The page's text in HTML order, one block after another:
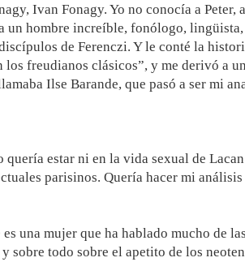
Ivan Fonagy. Yo no conocía a Peter,
un hombre increíble, fonólogo, lingüista,
de Ferenczi. Y le conté la
freudianos clásicos”, y me derivó a
Ilse Barande, que pasó a ser mi
estar ni en la vida sexual de
parisinos. Quería hacer mi análisis
una mujer que ha hablado mucho de las
sobre todo sobre el apetito de los